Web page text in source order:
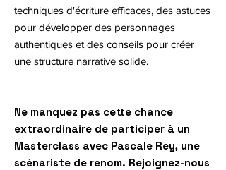
techniques d'écriture efficaces, des astuces
pour développer des personnages
authentiques et des conseils pour créer
une structure narrative solide.
Ne manquez pas cette chance
extraordinaire de participer à un
Masterclass avec Pascale Rey, une
scénariste de renom. Rejoignez-nous